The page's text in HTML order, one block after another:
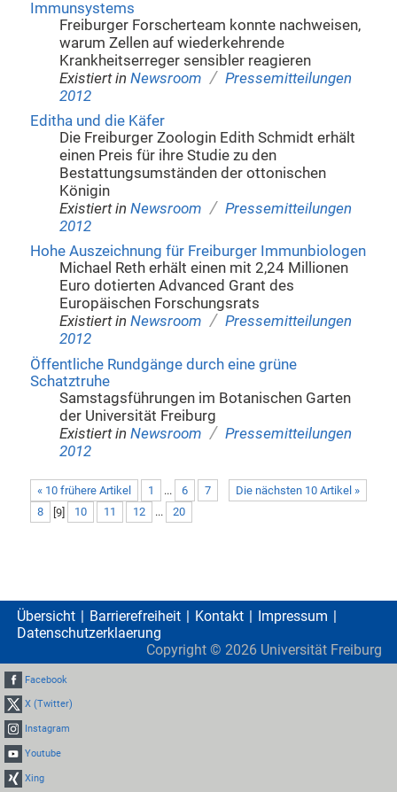
Immunsystems
Freiburger Forscherteam konnte nachweisen,
warum Zellen auf wiederkehrende
Krankheitserreger sensibler reagieren
Existiert in Newsroom / Pressemitteilungen
2012
Editha und die Käfer
Die Freiburger Zoologin Edith Schmidt erhält
einen Preis für ihre Studie zu den
Bestattungsumständen der ottonischen
Königin
Existiert in Newsroom / Pressemitteilungen
2012
Hohe Auszeichnung für Freiburger Immunbiologen
Michael Reth erhält einen mit 2,24 Millionen
Euro dotierten Advanced Grant des
Europäischen Forschungsrats
Existiert in Newsroom / Pressemitteilungen
2012
Öffentliche Rundgänge durch eine grüne
Schatztruhe
Samstagsführungen im Botanischen Garten
der Universität Freiburg
Existiert in Newsroom / Pressemitteilungen
2012
« 10 frühere Artikel Die nächsten 10 Artikel »
1 ... 6
7
8
[9] 10 11 12 ... 20
Übersicht Barrierefreiheit Kontakt
Impressum
Datenschutzerklaerung
Copyright © 2026 Universität Freiburg
Facebook
X (Twitter)
Instagram
Youtube
Xing